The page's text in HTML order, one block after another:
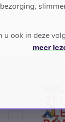
u ook in deze
meer